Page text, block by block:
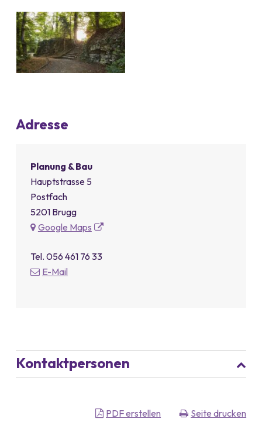
Adresse
Planung & Bau
Hauptstrasse 5
Postfach
5201 Brugg
Google Maps
Tel. 056 461 76 33
E-Mail
Kontaktpersonen
PDF erstellen Seite drucken